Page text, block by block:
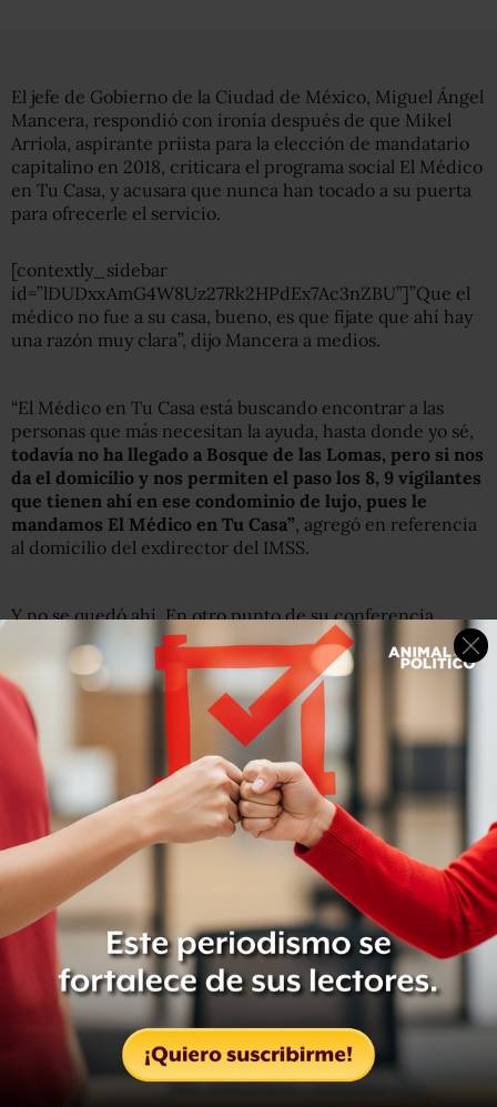
El jefe de Gobierno de la Ciudad de México, Miguel Ángel
Mancera, respondió con ironía después de que Mikel
Arriola, aspirante priista para la elección de mandatario
capitalino en 2018, criticara el programa social El Médico
en Tu Casa, y acusara que nunca han tocado a su puerta
para ofrecerle el servicio.
[contextly_sidebar
id=”lDUDxxAmG4W8Uz27Rk2HPdEx7Ac3nZBU”]”Que el
médico no fue a su casa, bueno, es que fíjate que ahí hay
una razón muy clara”, dijo Mancera a medios.
“El Médico en Tu Casa está buscando encontrar a las
personas que más necesitan la ayuda, hasta donde yo sé,
todavía no ha llegado a Bosque de las Lomas, pero si nos
da el domicilio y nos permiten el paso los 8, 9 vigilantes
que tienen ahí en ese condominio de lujo, pues le
mandamos El Médico en Tu Casa”, agregó en referencia
al domicilio del exdirector del IMSS.
Y no se quedó ahí. En otro punto de su conferencia,
Mancera mencionó que Arriola “es un buen muchacho”,
aunque a su parecer no conoce la Ciudad.
“Es buen administrador, yo no tengo ninguna queja, me
parece que es un servidor público que ha estado en su
trabajo, en su chamba; pero pasar de eso a criticar a los
programas sociales o criticar a lo que a tanta gente le
sirve, me parece que es un exceso, no nos va a enseñar él
de programas sociales, ¿no?”, dijo Mancera.